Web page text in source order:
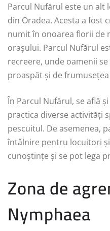
Parcul Nufărul este un
din Oradea. Acesta a fost
numit în onoarea florii de
orașului. Parcul Nufărul
recreere, unde oamenii
proaspăt și de
În Parcul Nufărul, se află
practica diverse activități
pescuitul. De asemenea,
întâlnire pentru locuitori
cunoștințe și se pot lega
Zona de
Nymphaea